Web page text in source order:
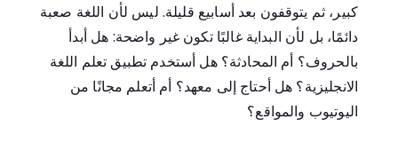
كبير، ثم يتوقفون بعد أسابيع قليلة. ليس لأن اللغة صعبة
دائمًا، بل لأن البداية غالبًا تكون غير واضحة: هل أبدأ
بالحروف؟ أم المحادثة؟ هل أستخدم تطبيق تعلم اللغة
الانجليزية؟ هل أحتاج إلى معهد؟ أم أتعلم مجانًا من
اليوتيوب والمواقع؟